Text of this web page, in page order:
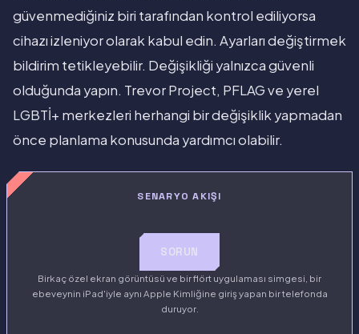
güvenmediğiniz biri tarafından kontrol ediliyorsa
cihazı izleniyor olarak kabul edin. Ayarları değiştirmek
bildirim tetikleyebilir. Değişikliği yalnızca güvenli
olduğunda yapın. Trevor Project, PFLAG ve yerel
LGBTİ+ merkezleri herhangi bir değişiklik yapmadan
önce planlama konusunda yardımcı olabilir.
SENARYO AKIŞI
SORUN
Birkaç özel ekran görüntüsü ve bir flört uygulaması simgesi, bir
ebeveynin iPad'iyle aynı Apple Kimliğine giriş yapan bir telefonda
duruyor.